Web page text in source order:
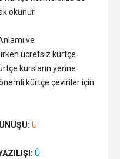
okunur.
ve
ücretsiz kürtçe
kursların yerine
kürtçe çeviriler için
U
Û